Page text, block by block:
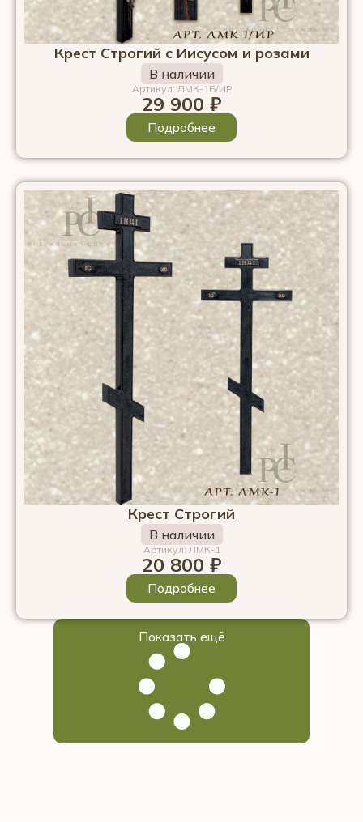
Крест Строгий с Иисусом и розами
В наличии
Артикул: ЛМК-1Б/ИР
29 900 ₽
Подробнее
Крест Строгий
В наличии
Артикул: ЛМК-1
20 800 ₽
Подробнее
Показать ещё